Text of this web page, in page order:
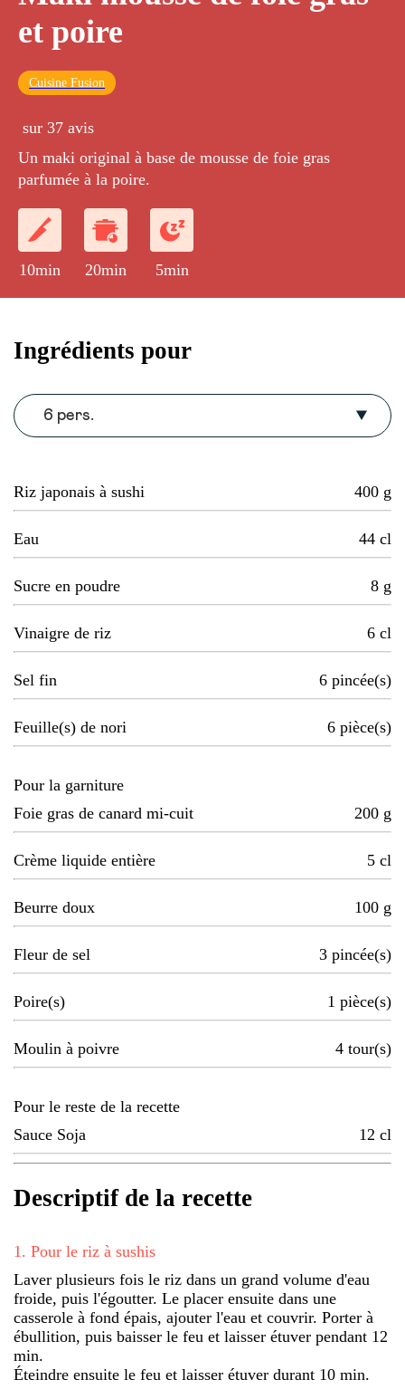
et poire
Cuisine Fusion
sur 37 avis
Un maki original à base de mousse de foie gras
parfumée à la poire.
10min 20min 5min
Ingrédients pour
6 pers.
Riz japonais à sushi 400 g
Eau 44 cl
Sucre en poudre 8 g
Vinaigre de riz 6 cl
Sel fin 6 pincée(s)
Feuille(s) de nori 6 pièce(s)
Pour la garniture
Foie gras de canard mi-cuit
200 g
Crème liquide entière 5 cl
Beurre doux 100 g
Fleur de sel 3 pincée(s)
Poire(s) 1 pièce(s)
Moulin à poivre 4 tour(s)
Pour le reste de la recette
Sauce Soja
12 cl
Descriptif de la recette
1 . Pour le riz à sushis
Laver plusieurs fois le riz dans un grand volume d'eau
froide, puis l'égoutter. Le placer ensuite dans une
casserole à fond épais, ajouter l'eau et couvrir. Porter à
ébullition, puis baisser le feu et laisser étuver pendant 12
min.
Éteindre ensuite le feu et laisser étuver durant 10 min.